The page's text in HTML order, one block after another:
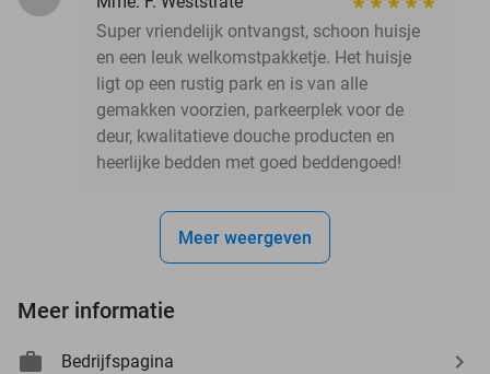
Super vriendelijk ontvangst, schoon huisje
en een leuk welkomstpakketje. Het huisje
ligt op een rustig park en is van alle
gemakken voorzien, parkeerplek voor de
deur, kwalitatieve douche producten en
heerlijke bedden met goed beddengoed!
Meer weergeven
Meer informatie
Bedrijfspagina